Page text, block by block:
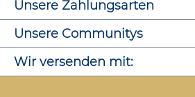
Unsere Zahlungsarten
Unsere Communitys
Wir versenden mit: